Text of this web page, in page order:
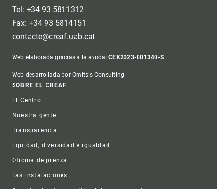
Tel: +34 93 5811312
Fax: +34 93 5814151
contacte@creaf.uab.cat
Web elaborada gracias a la ayuda:CEX2023-001340-S
Web desarrollada por Omitsis Consulting
Footer
SOBRE EL CREAF
El Centro
Nuestra gente
Transparencia
Equidad, diversidad e igualdad
Oficina de prensa
Las instalaciones